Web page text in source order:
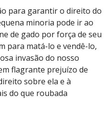
para garantir o direito do
minoria pode ir ao
de gado por força de seu
para matá-lo e vendê-lo,
invasão do nosso
flagrante prejuízo de
sobre ela e à
do que roubada